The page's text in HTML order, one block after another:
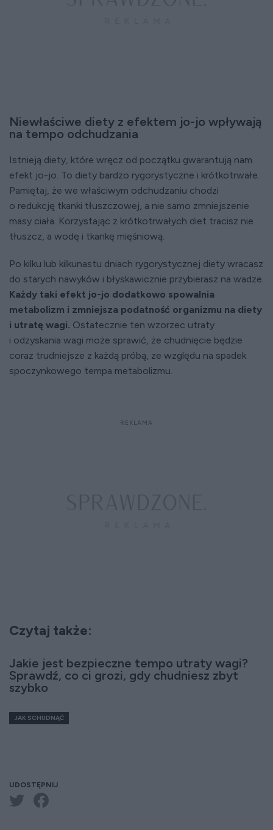
Niewłaściwe diety z efektem jo-jo wpływają
na tempo odchudzania
Istnieją diety, które wręcz od początku gwarantują nam
efekt jo-jo. To diety bardzo rygorystyczne i krótkotrwałe.
Pamiętaj, że we właściwym odchudzaniu chodzi
o redukcję tkanki tłuszczowej, a nie samo zmniejszenie
masy ciała. Korzystając z krótkotrwałych diet tracisz nie
tłuszcz, a wodę i tkankę mięśniową.
Po kilku lub kilkunastu dniach rygorystycznej diety wracasz
do starych nawyków i błyskawicznie przybierasz na wadze.
Każdy taki efekt jo-jo dodatkowo spowalnia
metabolizm i zmniejsza podatność organizmu na diety
i utratę wagi. Ostatecznie ten wzorzec utraty
i odzyskania wagi może sprawić, że chudnięcie będzie
coraz trudniejsze z każdą próbą, ze względu na spadek
spoczynkowego tempa metabolizmu.
Czytaj także:
Jakie jest bezpieczne tempo utraty wagi?
Sprawdź, co ci grozi, gdy chudniesz zbyt
szybko
JAK SCHUDNĄĆ
UDOSTĘPNIJ